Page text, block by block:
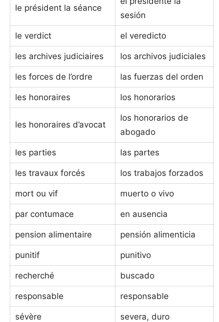
le président la séance
sesión
le verdict el veredicto
les archives judiciaires los archivos judiciales
les forces de l’ordre las fuerzas del orden
les honoraires los honorarios
les honoraires d’avocat
los honorarios de
abogado
les parties las partes
les travaux forcés los trabajos forzados
mort ou vif muerto o vivo
par contumace en ausencia
pension alimentaire pensión alimenticia
punitif punitivo
recherché buscado
responsable responsable
sévère severa, duro